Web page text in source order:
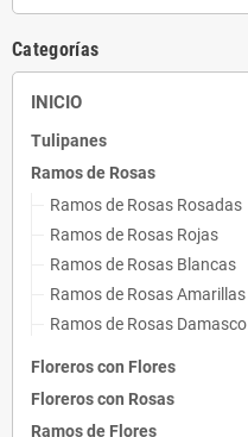
Categorías
INICIO
Tulipanes
Ramos de Rosas
Ramos de Rosas Rosadas
Ramos de Rosas Rojas
Ramos de Rosas Blancas
Ramos de Rosas Amarillas
Ramos de Rosas Damasco
Floreros con Flores
Floreros con Rosas
Ramos de Flores